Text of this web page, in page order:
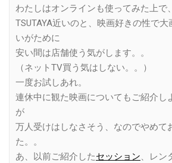
わたしはオンラインも使ってみた上で、
TSUTAYA近いのと、映画好きの性で
いがために
安い間は店舗使う気がします。。
（ネットTV買う気はしない。。）
一度お試しあれ。
連休中に観た映画についてもご紹介し
が
万人受けはしなさそう、なのでやめて
た。。
あ、以前ご紹介したセッション、レン